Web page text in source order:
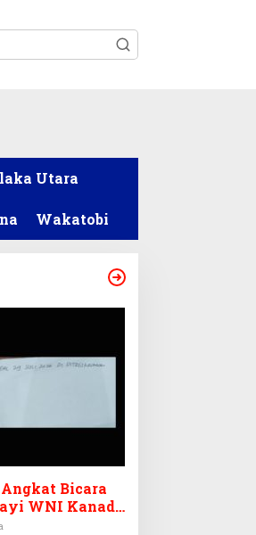
Utara
Wakatobi
Bicara
WNI Kanada
Miliar